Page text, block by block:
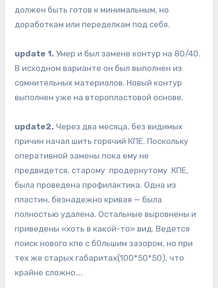
должен быть готов к минимальным, но
доработкам или переделкам под себя.
update 1. Умер и был замене контур на 80/40.
В исходном варианте он был выполнен из
сомнительных материалов. Новый контур
выполнен уже на второпластовой основе.
update2. Через два месяца, без видимых
причин начал шить горячий КПЕ. Поскольку
оперативной замены пока ему не
предвидется, старому продернутому КПЕ,
была проведена профилактика. Одна из
пластин, безнадежно кривая — была
полностью удалена. Остальные выровнены и
приведены «хоть в какой-то» вид. Ведется
поиск нового кпе с б0льшим зазором, но при
тех же старых габаритах(100*50*50), что
крайне сложно….